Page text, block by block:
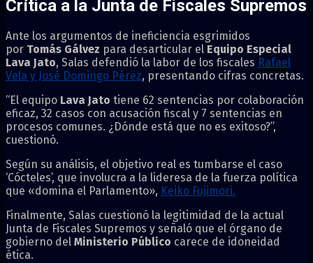
Crítica a la Junta de Fiscales Supremos
Ante los argumentos de ineficiencia esgrimidos
por Tomás Gálvez para desarticular el Equipo Especial
Lava Jato, Salas defendió la labor de los fiscales Rafael
Vela y José Domingo Pérez, presentando cifras concretas.
“El equipo Lava Jato tiene 62 sentencias por colaboración
eficaz, 32 casos con acusación fiscal y 7 sentencias en
procesos comunes. ¿Dónde está que no es exitoso?”,
cuestionó.
Según su análisis, el objetivo real es tumbarse el caso
‘Cócteles’, que involucra a la lideresa de la fuerza política
que «domina el Parlamento», Keiko Fujimori.
Finalmente, Salas cuestionó la legitimidad de la actual
Junta de Fiscales Supremos y señaló que el órgano de
gobierno del Ministerio Público carece de idoneidad
ética.